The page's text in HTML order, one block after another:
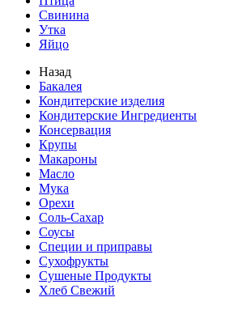
Свинина
Утка
Яйцо
Назад
Бакалея
Кондитерские изделия
Кондитерские Ингредиенты
Консервация
Крупы
Макароны
Масло
Мука
Орехи
Соль-Сахар
Соусы
Специи и приправы
Сухофрукты
Сушеные Продукты
Хлеб Свежий